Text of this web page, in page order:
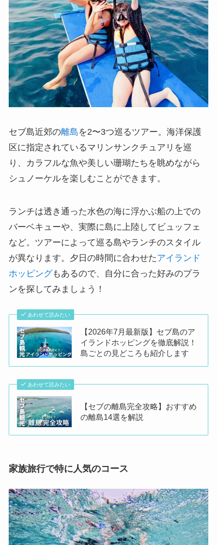
セブ島近郊の離島 を2〜3つ巡るツアー。海洋保護
区に指定されているマリンサンクチュアリを巡
り、カラフルな魚や美しい珊瑚たちを眺めながら
シュノーケルを楽しむことができます。
ランチは透き通った水色の海に浮かぶ船の上での
バーベキューや、実際に島に上陸してビュッフェ
など。ツアーによって巡る島やランチのスタイル
が異なります。夕日の時間に合わせたアイランド
ホッピングもあるので、自分に合った好みのプラ
ンを探してみましょう！
あわせて読みたい
【2026年7月最新版】セブ島のア
イランドホッピングを徹底解説！
島ごとの見どころも紹介します
あわせて読みたい
【セブの離島完全攻略】おすすめ
の離島14選を解説
家族旅行で特に人気のコース